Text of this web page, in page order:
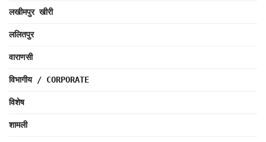
लखीमपुर खीरी
ललितपुर
वाराणसी
विभागीय / CORPORATE
विशेष
शामली